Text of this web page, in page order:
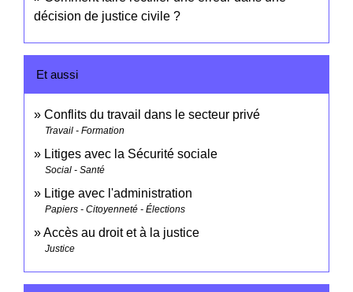
décision de justice civile ?
Et aussi
Conflits du travail dans le secteur privé
Travail - Formation
Litiges avec la Sécurité sociale
Social - Santé
Litige avec l'administration
Papiers - Citoyenneté - Élections
Accès au droit et à la justice
Justice